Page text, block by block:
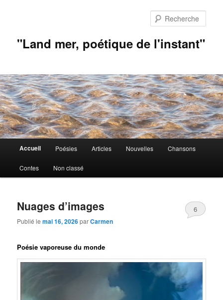
"Land mer, poétique de l'instant"
Accueil Poésies Articles Nouvelles Chansons
Contes Non classé
Nuages d’images
Publié lemai 16, 2026parCarmen
6
Poésie vaporeuse du monde